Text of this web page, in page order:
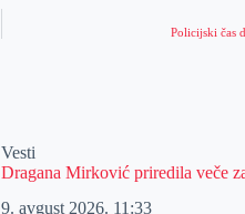
Policijski čas
Vesti
Dragana Mirković priredila veče
9. avgust 2026. 11:33